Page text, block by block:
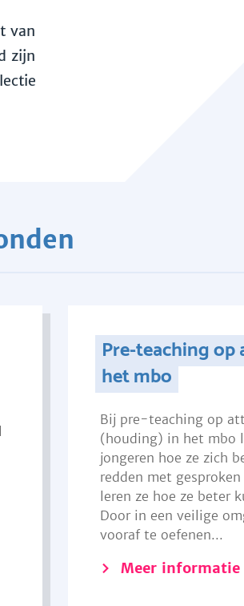
van
zijn
Pre-teaching
het mbo
Bij pre-teaching op
(houding) in het mbo
jongeren hoe ze zich
redden met
leren ze hoe ze beter
Door in een veilige
vooraf te oefenen...
Meer informatie